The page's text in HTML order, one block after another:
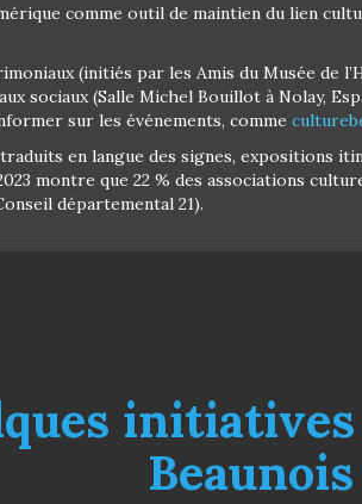
comme outil de maintien du lien
(initiés par les Amis du Musée de
sociaux (Salle Michel Bouillot à Nolay,
sur les événements, comme
en langue des signes, expositions
montre que 22 % des associations
départemental 21).
Beaunois